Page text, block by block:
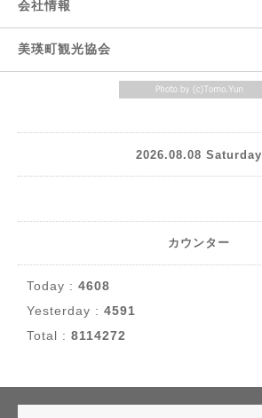
会社情報
美瑛町観光協会
2026.08.08 Saturday
カウンター
Today : 4608
Yesterday : 4591
Total : 8114272